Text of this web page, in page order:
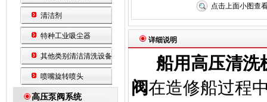
清洁剂
特种工业吸尘器
其他类别清洁清洗设备
喷嘴旋转喷头
高压泵阀系统
点击上面小图查
详细说明
船用高压清洗
阀在造修船过程